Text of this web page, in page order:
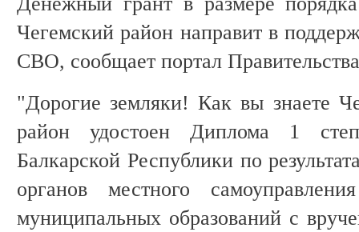
Чегемский район направит в
СВО, сообщает портал
"Дорогие земляки! Как вы знаете
район удостоен Диплома 1
Балкарской Республики по
органов местного
муниципальных образований с